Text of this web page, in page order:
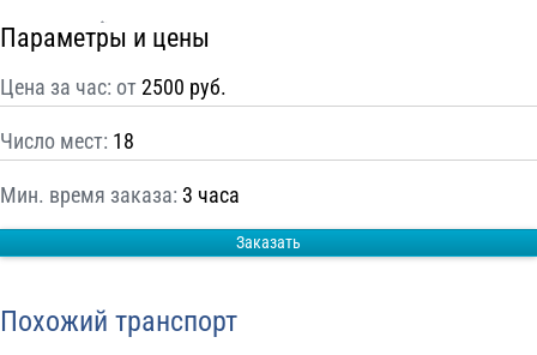
Параметры и цены
Цена за час: от2500 руб.
Число мест: 18
Мин. время заказа: 3 часа
Заказать
Похожий транспорт